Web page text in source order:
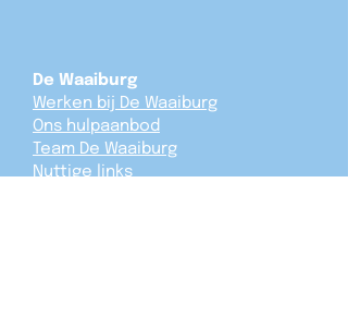
De Waaiburg
Werken bij De Waaiburg
Ons hulpaanbod
Team De Waaiburg
Nuttige links